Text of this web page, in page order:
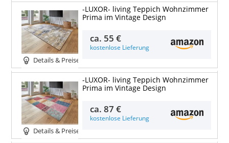
Details & Preise
-LUXOR- living Teppich Wohnzimmer
Prima im Vintage Design
ca. 55 €
kostenlose Lieferung
Details & Preise
-LUXOR- living Teppich Wohnzimmer
Prima im Vintage Design
ca.87 €
kostenlose Lieferung